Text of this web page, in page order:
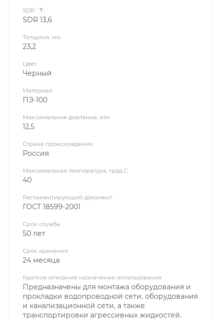
SDR ?
SDR 13,6
Толщина, мм
23,2
Цвет
Черный
Материал
ПЭ-100
Максимальное давление, атм
12,5
Страна происхождения
Россия
Максимальная температура, град С
40
Регламентирующий документ
ГОСТ 18599-2001
Срок службы
50 лет
Срок хранения
24 месяца
Краткое описание назначения использования
Предназначены для монтажа оборудования и
прокладки водопроводной сети, оборудования
и канализационной сети, а также
транспортировки агрессивных жидкостей.